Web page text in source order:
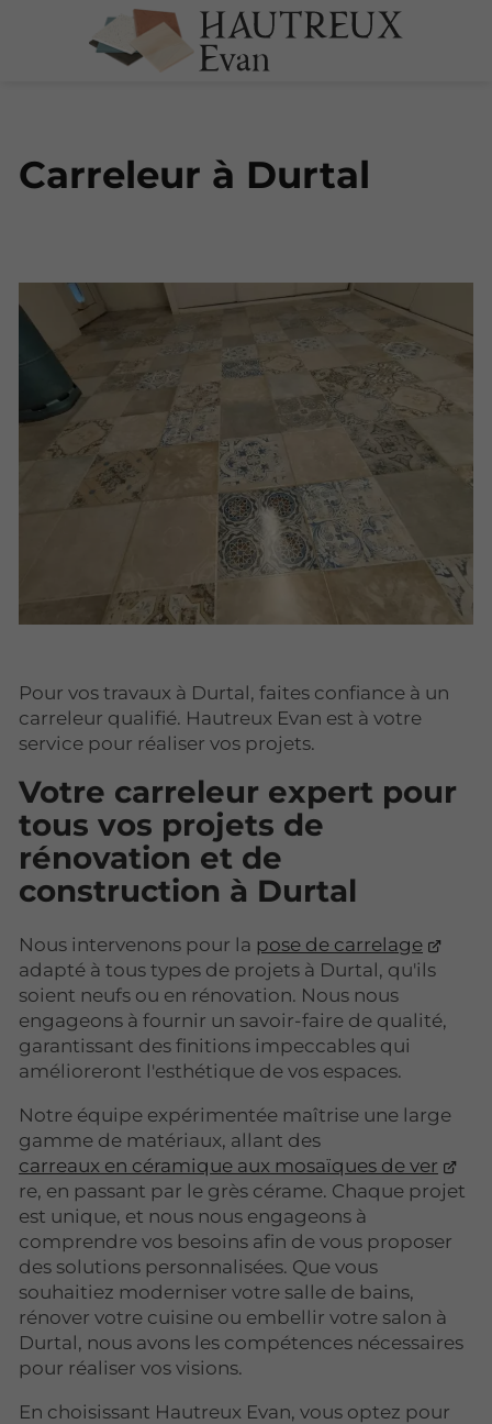
Carreleur à Durtal
Pour vos travaux à Durtal, faites confiance à un
carreleur qualifié. Hautreux Evan est à votre
service pour réaliser vos projets.
Votre carreleur expert pour
tous vos projets de
rénovation et de
construction à Durtal
Nous intervenons pour la pose de carrelage
adapté à tous types de projets à Durtal, qu'ils
soient neufs ou en rénovation. Nous nous
engageons à fournir un savoir-faire de qualité,
garantissant des finitions impeccables qui
amélioreront l'esthétique de vos espaces.
Notre équipe expérimentée maîtrise une large
gamme de matériaux, allant des
carreaux en céramique aux mosaïques de ver
re, en passant par le grès cérame. Chaque projet
est unique, et nous nous engageons à
comprendre vos besoins afin de vous proposer
des solutions personnalisées. Que vous
souhaitiez moderniser votre salle de bains,
rénover votre cuisine ou embellir votre salon à
Durtal, nous avons les compétences nécessaires
pour réaliser vos visions.
En choisissant Hautreux Evan, vous optez pour